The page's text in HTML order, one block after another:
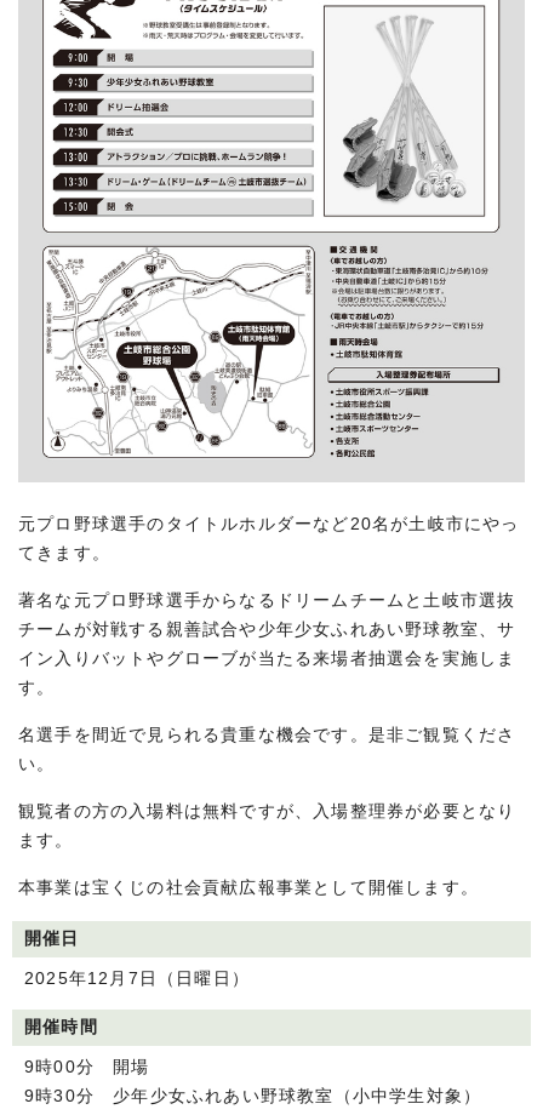
元プロ野球選手のタイトルホルダーなど20名が土岐市にやっ
てきます。
著名な元プロ野球選手からなるドリームチームと土岐市選抜
チームが対戦する親善試合や少年少女ふれあい野球教室、サ
イン入りバットやグローブが当たる来場者抽選会を実施しま
す。
名選手を間近で見られる貴重な機会です。是非ご観覧くださ
い。
観覧者の方の入場料は無料ですが、入場整理券が必要となり
ます。
本事業は宝くじの社会貢献広報事業として開催します。
開催日
2025年12月7日（日曜日）
開催時間
9時00分 開場
9時30分 少年少女ふれあい野球教室（小中学生対象）